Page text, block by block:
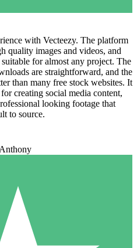
with Vecteezy. The platform
quality images and videos, and
for almost any project. The
are straightforward, and the
than many free stock websites. It
creating social media content,
looking footage that
to source.
Anthony